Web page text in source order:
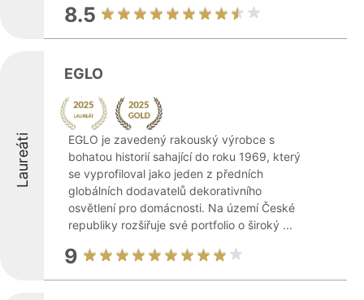
8.5
Laureáti
EGLO
EGLO je zavedený rakouský výrobce s
bohatou historií sahající do roku 1969, který
se vyprofiloval jako jeden z předních
globálních dodavatelů dekorativního
osvětlení pro domácnosti. Na území České
republiky rozšiřuje své portfolio o široký ...
9